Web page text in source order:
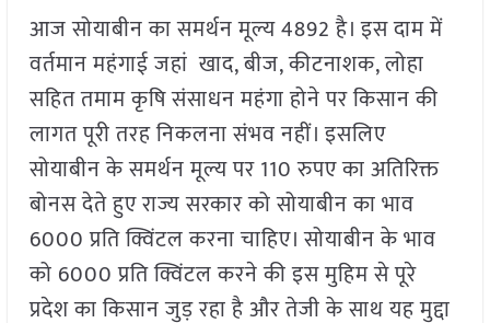
आज सोयाबीन का समर्थन मूल्य 4892 है। इस दाम में
वर्तमान महंगाई जहां खाद, बीज, कीटनाशक, लोहा
सहित तमाम कृषि संसाधन महंगा होने पर किसान की
लागत पूरी तरह निकलना संभव नहीं। इसलिए
सोयाबीन के समर्थन मूल्य पर 110 रुपए का अतिरिक्त
बोनस देते हुए राज्य सरकार को सोयाबीन का भाव
6000 प्रति क्विंटल करना चाहिए। सोयाबीन के भाव
को 6000 प्रति क्विंटल करने की इस मुहिम से पूरे
प्रदेश का किसान जुड़ रहा है और तेजी के साथ यह मुद्दा